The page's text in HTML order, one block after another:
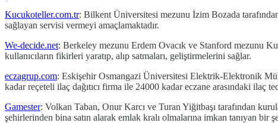
Kucukoteller.com.tr: Bilkent Üniversitesi mezunu İzim Bozada
sağlayan servisi vermeyi amaçlamaktadır.
We-decide.net: Berkeley mezunu Erdem Ovacık ve Stanford mezunu
kullanıcıların fikirleri yaratıp, alıp satmaları, geliştirmelerini sağlar.
eczagrup.com: Eskişehir Osmangazi Üniversitesi Elektrik-Elektronik
kadar reçeteli ilaç dağıtıcı firma ile 24000 kadar eczane arasındaki ilaç
Gamester: Volkan Taban, Onur Karcı ve Turan Yiğitbaşı tarafından
şehirlerinden bina satın alarak emlak kralı olmalarına imkan tanıyan bir